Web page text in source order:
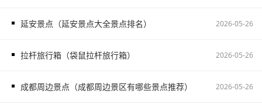
延安景点（延安景点大全景点排名） 2026-05-26
拉杆旅行箱（袋鼠拉杆旅行箱） 2026-05-26
成都周边景点（成都周边景区有哪些景点推荐） 2026-05-26